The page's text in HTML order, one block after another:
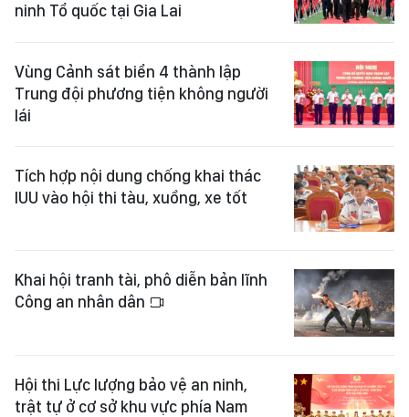
ninh Tổ quốc tại Gia Lai
Vùng Cảnh sát biển 4 thành lập
Trung đội phương tiện không người
lái
Tích hợp nội dung chống khai thác
IUU vào hội thi tàu, xuồng, xe tốt
Khai hội tranh tài, phô diễn bản lĩnh
Công an nhân dân
Hội thi Lực lượng bảo vệ an ninh,
trật tự ở cơ sở khu vực phía Nam